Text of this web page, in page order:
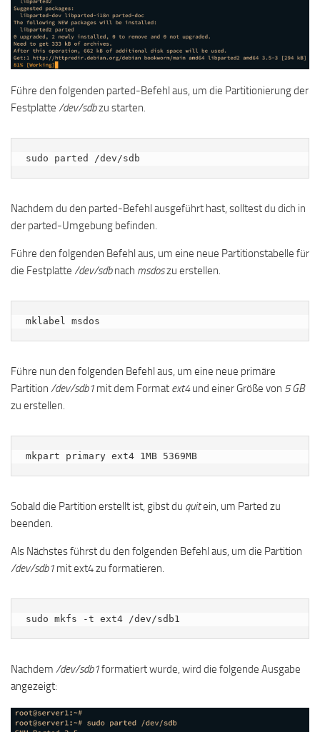
Führe den folgenden parted-Befehl aus, um die Partitionierung der
Festplatte /dev/sdbzu starten.
sudo parted /dev/sdb
Nachdem du den parted-Befehl ausgeführt hast, solltest du dich in
der parted-Umgebung befinden.
Führe den folgenden Befehl aus, um eine neue Partitionstabelle für
die Festplatte /dev/sdbnach msdoszu erstellen.
mklabel msdos
Führe nun den folgenden Befehl aus, um eine neue primäre
Partition /dev/sdb1 mit dem Format ext4und einer Größe von 5 GB
zu erstellen.
mkpart primary ext4 1MB 5369MB
Sobald die Partition erstellt ist, gibst du quitein, um Parted zu
beenden.
Als Nächstes führst du den folgenden Befehl aus, um die Partition
/dev/sdb1 mit ext4 zu formatieren.
sudo mkfs -t ext4 /dev/sdb1
Nachdem /dev/sdb1formatiert wurde, wird die folgende Ausgabe
angezeigt: